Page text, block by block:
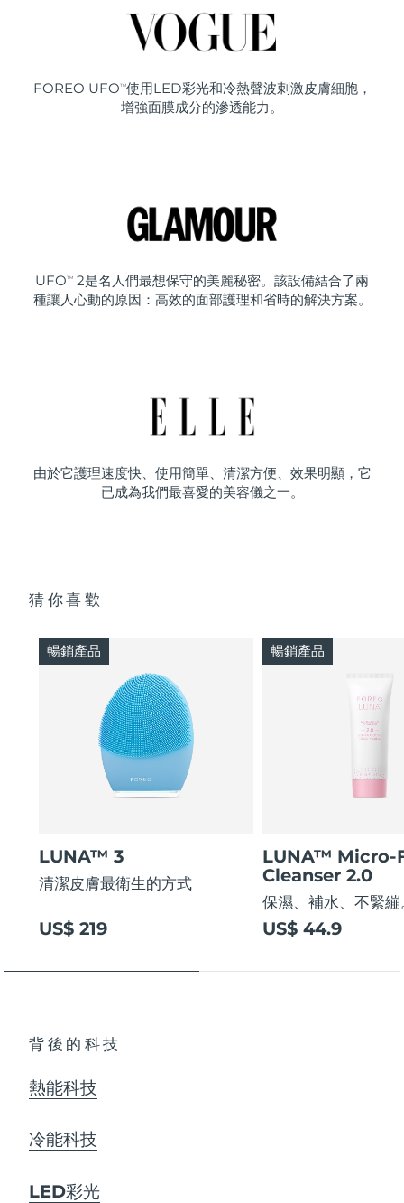
FOREO UFO TM使用LED彩光和冷熱聲波刺激皮膚細胞，
增強面膜成分的滲透能力。
UFO TM
2是名人們最想保守的美麗秘密。該設備結合了兩
種讓人心動的原因：高效的面部護理和省時的解決方案。
由於它護理速度快、使用簡單、清潔方便、效果明顯，它
已成為我們最喜愛的美容儀之一。
猜你喜歡
LUNA™ 3
清潔皮膚最衛生的方式
US$ 219
暢銷產品
LUNA™ Micro-
Cleanser 2.0
保濕、補水、不緊繃
US$ 44.9
暢銷產品
背後的科技
熱能科技
冷能科技
LED彩光